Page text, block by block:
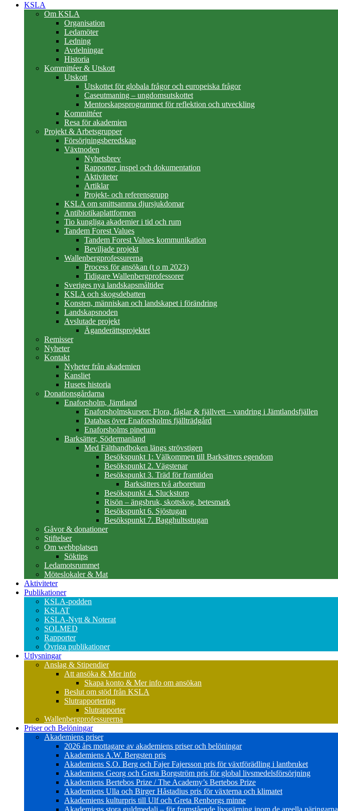
KSLA
Om KSLA
Organisation
Ledamöter
Ledning
Avdelningar
Historia
Kommittéer & Utskott
Utskott
Utskottet för globala frågor och europeiska frågor
Caseutmaning – ungdomsutskottet
Mentorskapsprogrammet för reflektion och utveckling
Kommittéer
Resa för akademien
Projekt & Arbetsgrupper
Försörjningsberedskap
Växtnoden
Nyhetsbrev
Rapporter, inspel och dokumentation
Aktiviteter
Artiklar
Projekt- och referensgrupp
KSLA om smittsamma djursjukdomar
Antibiotikaplattformen
Tio kungliga akademier i tid och rum
Tandem Forest Values
Tandem Forest Values kommunikation
Beviljade projekt
Wallenbergprofessurerna
Process för ansökan (t o m 2023)
Tidigare Wallenbergprofessorer
Sveriges nya landskapsmåltider
KSLA och skogsdebatten
Konsten, människan och landskapet i förändring
Landskapsnoden
Avslutade projekt
Äganderättsprojektet
Remisser
Nyheter
Kontakt
Nyheter från akademien
Kansliet
Husets historia
Donationsgårdarna
Enaforsholm, Jämtland
Enaforsholmskursen: Flora, fåglar & fjällvett – vandring i Jämtlandsfjällen
Databas över Enaforsholms fjällträdgård
Enaforsholms pinetum
Barksätter, Södermanland
Med Fälthandboken längs strövstigen
Besökspunkt 1: Välkommen till Barksätters egendom
Besökspunkt 2. Vägstenar
Besökspunkt 3. Träd för framtiden
Barksätters två arboretum
Besökspunkt 4. Sluckstorp
Risön – ängsbruk, skottskog, betesmark
Besökspunkt 6. Sjöstugan
Besökspunkt 7. Bagghultsstugan
Gåvor & donationer
Stiftelser
Om webbplatsen
Söktips
Ledamotsrummet
Möteslokaler & Mat
Aktiviteter
Publikationer
KSLA-podden
KSLAT
KSLA-Nytt & Noterat
SOLMED
Rapporter
Övriga publikationer
Utlysningar
Anslag & Stipendier
Att ansöka & Mer info
Skapa konto & Mer info om ansökan
Beslut om stöd från KSLA
Slutrapportering
Slutrapporter
Wallenbergprofessurerna
Priser och Belöningar
Akademiens priser
2026 års mottagare av akademiens priser och belöningar
Akademiens A.W. Bergsten pris
Akademiens S.O. Berg och Fajer Fajersson pris för växtförädling i lantbruket
Akademiens Georg och Greta Borgström pris för global livsmedelsförsörjning
Akademiens Bertebos Prize / The Academy’s Bertebos Prize
Akademiens Ulla och Birger Håstadius pris för växterna och klimatet
Akademiens kulturpris till Ulf och Greta Renborgs minne
Akademiens stora guldmedalj – för framstående livsgärning inom de areella näringarna